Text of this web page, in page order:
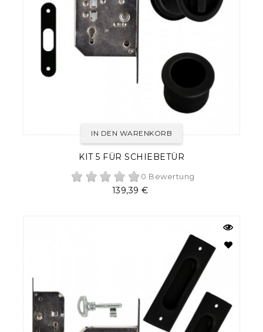
KIT 5 FÜR SCHIEBETÜR
0 Bewertung
Preis
139,39 €
IN DEN WARENKORB